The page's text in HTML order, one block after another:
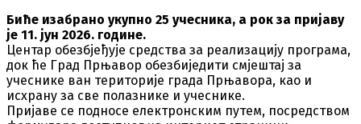
Биће изабрано укупно 25 учесника, а рок за пријаву
је 11. јун 2026. године.
Центар обезбјеђује средства за реализацију програма,
док ће Град Прњавор обезбиједити смјештај за
учеснике ван територије града Прњавора, као и
исхрану за све полазнике и учеснике.
Пријаве се подносе електронским путем, посредством